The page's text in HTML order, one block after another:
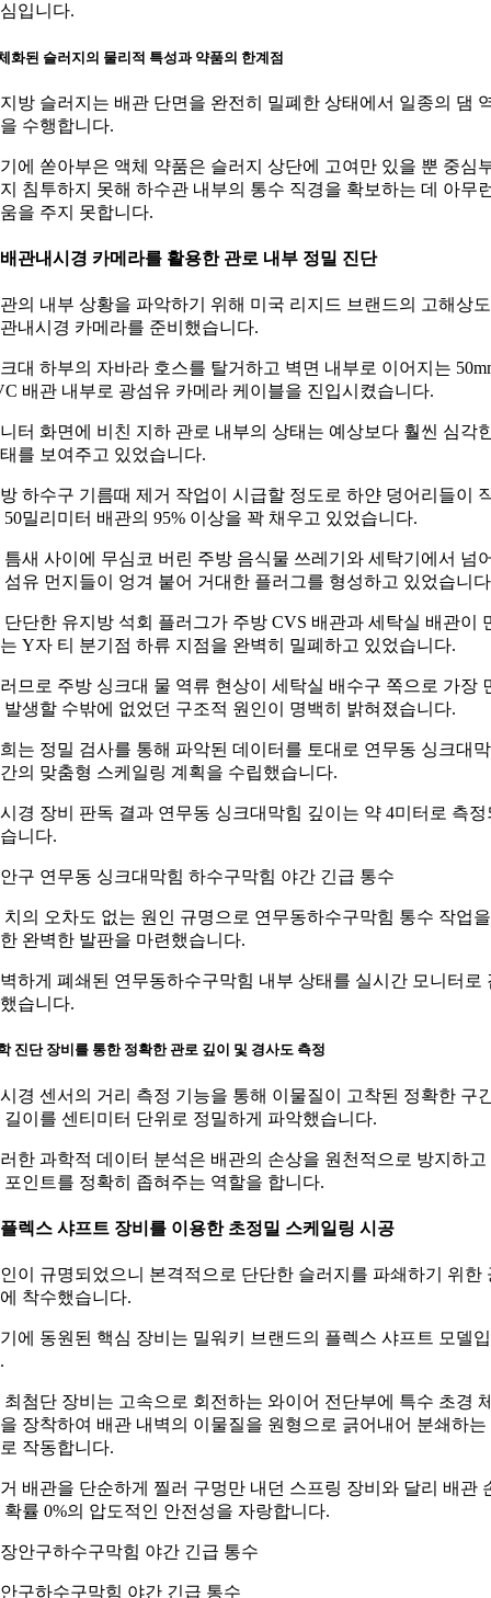
입니다.
화된 슬러지의 물리적 특성과 약품의 한계점
방 슬러지는 배관 단면을 완전히 밀폐한 상태에서 일종의 댐
수행합니다.
에 쏟아부은 액체 약품은 슬러지 상단에 고여만 있을 뿐 중심
침투하지 못해 하수관 내부의 통수 직경을 확보하는 데 아무
을 주지 못합니다.
관내시경 카메라를 활용한 관로 내부 정밀 진단
의 내부 상황을 파악하기 위해 미국 리지드 브랜드의 고해상도
내시경 카메라를 준비했습니다.
대 하부의 자바라 호스를 탈거하고 벽면 내부로 이어지는
배관 내부로 광섬유 카메라 케이블을 진입시켰습니다.
터 화면에 비친 지하 관로 내부의 상태는 예상보다 훨씬 심각
를 보여주고 있었습니다.
하수구 기름때 제거 작업이 시급할 정도로 하얀 덩어리들이
50밀리미터 배관의 95% 이상을 꽉 채우고 있었습니다.
틈새 사이에 무심코 버린 주방 음식물 쓰레기와 세탁기에서 넘
섬유 먼지들이 엉겨 붙어 거대한 플러그를 형성하고 있었습니
단단한 유지방 석회 플러그가 주방 CVS 배관과 세탁실 배관이
Y자 티 분기점 하류 지점을 완벽히 밀폐하고 있었습니다.
므로 주방 싱크대 물 역류 현상이 세탁실 배수구 쪽으로 가장
발생할 수밖에 없었던 구조적 원인이 명백히 밝혀졌습니다.
는 정밀 검사를 통해 파악된 데이터를 토대로 연무동 싱크대
의 맞춤형 스케일링 계획을 수립했습니다.
경 장비 판독 결과 연무동 싱크대막힘 깊이는 약 4미터로 측정
니다.
구 연무동 싱크대막힘 하수구막힘 야간 긴급 통수
치의 오차도 없는 원인 규명으로 연무동하수구막힘 통수 작업을
완벽한 발판을 마련했습니다.
하게 폐쇄된 연무동하수구막힘 내부 상태를 실시간 모니터로
습니다.
진단 장비를 통한 정확한 관로 깊이 및 경사도 측정
경 센서의 거리 측정 기능을 통해 이물질이 고착된 정확한 구
길이를 센티미터 단위로 정밀하게 파악했습니다.
한 과학적 데이터 분석은 배관의 손상을 원천적으로 방지하고
포인트를 정확히 좁혀주는 역할을 합니다.
렉스 샤프트 장비를 이용한 초정밀 스케일링 시공
이 규명되었으니 본격적으로 단단한 슬러지를 파쇄하기 위한
착수했습니다.
에 동원된 핵심 장비는 밀워키 브랜드의 플렉스 샤프트 모델
최첨단 장비는 고속으로 회전하는 와이어 전단부에 특수 초경
장착하여 배관 내벽의 이물질을 원형으로 긁어내어 분쇄하는
작동합니다.
배관을 단순하게 찔러 구멍만 내던 스프링 장비와 달리 배관
확률 0%의 압도적인 안전성을 자랑합니다.
구하수구막힘 야간 긴급 통수